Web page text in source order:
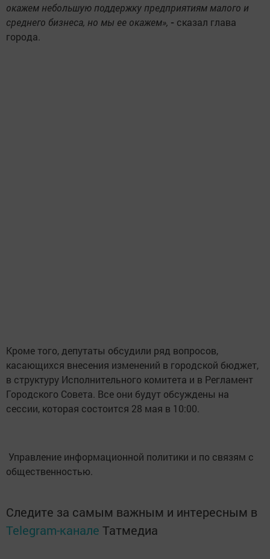
окажем небольшую поддержку предприятиям малого и
среднего бизнеса, но мы ее окажем», - сказал глава
города.
Кроме того, депутаты обсудили ряд вопросов,
касающихся внесения изменений в городской бюджет,
в структуру Исполнительного комитета и в Регламент
Городского Совета. Все они будут обсуждены на
сессии, которая состоится 28 мая в 10:00.
Управление информационной политики и по связям с
общественностью.
Следите за самым важным и интересным в
Telegram-канале Татмедиа